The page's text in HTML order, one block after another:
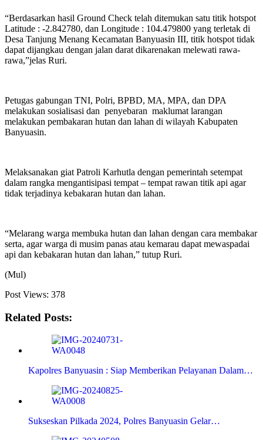
“Berdasarkan hasil Ground Check telah ditemukan satu titik hotspot
Latitude : -2.842780, dan Longitude : 104.479800 yang terletak di
Desa Tanjung Menang Kecamatan Banyuasin III, titik hotspot tidak
dapat dijangkau dengan jalan darat dikarenakan melewati rawa-
rawa,”jelas Ruri.
Petugas gabungan TNI, Polri, BPBD, MA, MPA, dan DPA
melakukan sosialisasi dan penyebaran maklumat larangan
melakukan pembakaran hutan dan lahan di wilayah Kabupaten
Banyuasin.
Melaksanakan giat Patroli Karhutla dengan pemerintah setempat
dalam rangka mengantisipasi tempat – tempat rawan titik api agar
tidak terjadinya kebakaran hutan dan lahan.
“Melarang warga membuka hutan dan lahan dengan cara membakar
serta, agar warga di musim panas atau kemarau dapat mewaspadai
api dan kebakaran hutan dan lahan,” tutup Ruri.
(Mul)
Post Views: 378
Related Posts:
Kapolres Banyuasin : Siap Memberikan Pelayanan Dalam…
Sukseskan Pilkada 2024, Polres Banyuasin Gelar…